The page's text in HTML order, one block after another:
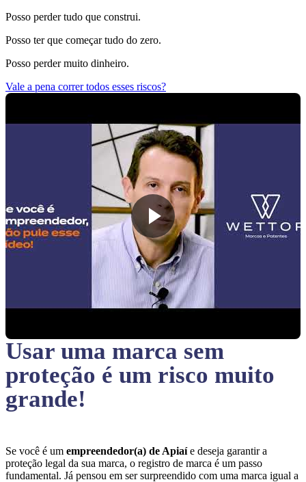
Posso perder tudo que construi.
Posso ter que começar tudo do zero.
Posso perder muito dinheiro.
Vale a pena correr todos esses riscos?
Usar uma marca sem
proteção é um risco muito
grande!
Se você é um empreendedor(a) de Apiaíe deseja garantir a
proteção legal da sua marca, o registro de marca é um passo
fundamental. Já pensou em ser surpreendido com uma marca igual a